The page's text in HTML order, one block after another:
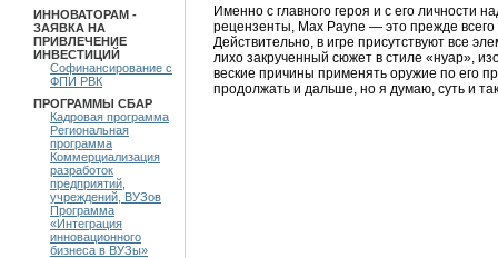
ИННОВАТОРАМ -
ЗАЯВКА НА
ПРИВЛЕЧЕНИЕ
ИНВЕСТИЦИЙ
Софинансирование с
ФПИ РВК
ПРОГРАММЫ СБАР
Кадровая программа
Региональная
программа
Коммерциализация
разработок
предприятий,
учреждений, ВУЗов
Программа
«Интеграция
инновационного
бизнеса в ВУЗы»
Именно с главного героя и с его личности
рецензенты, Max Payne — это прежде
Действительно, в игре присутствуют все
лихо закрученный сюжет в стиле «нуар»,
веские причины применять оружие по его
продолжать и дальше, но я думаю, суть и